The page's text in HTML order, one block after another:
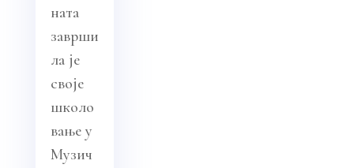
ната
заврши
ла је
своје
школо
вање у
Музич